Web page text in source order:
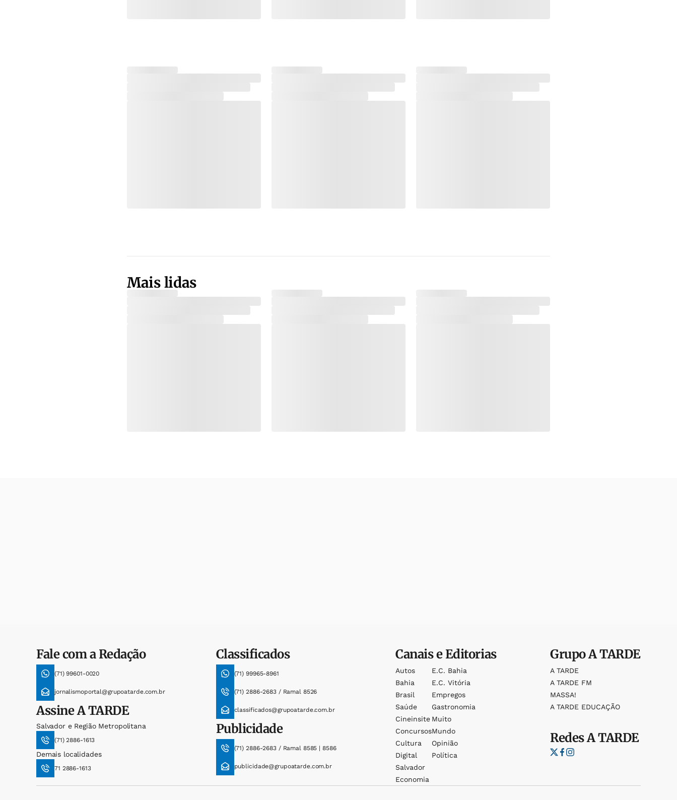
Mais lidas
Fale com a Redação
(71) 99601-0020
jornalismoportal@grupoatarde.com.br
AssineA TARDE
Salvador e Região Metropolitana
(71) 2886-1613
Demais localidades
71 2886-1613
Classificados
(71) 99965-8961
(71) 2886-2683 / Ramal 8526
classificados@grupoatarde.com.br
Publicidade
(71) 2886-2683 / Ramal 8585 | 8586
publicidade@grupoatarde.com.br
Canais e Editorias
Autos
Bahia
Brasil
Saúde
Cineinsite
Concursos
Cultura
Digital
Salvador
Economia
E.c. Bahia
E.c. Vitória
Empregos
Gastronomia
Muito
Mundo
Opinião
Política
GrupoA TARDE
A TARDE
A TARDE FM
MASSA!
A TARDE EDUCAÇÃO
RedesA TARDE